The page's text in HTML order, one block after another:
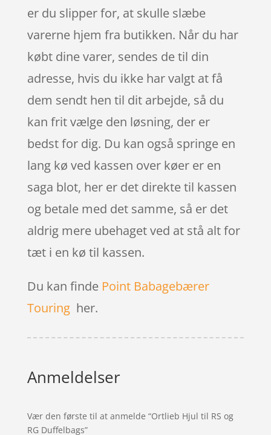
er du slipper for, at skulle slæbe
varerne hjem fra butikken. Når du har
købt dine varer, sendes de til din
adresse, hvis du ikke har valgt at få
dem sendt hen til dit arbejde, så du
kan frit vælge den løsning, der er
bedst for dig. Du kan også springe en
lang kø ved kassen over køer er en
saga blot, her er det direkte til kassen
og betale med det samme, så er det
aldrig mere ubehaget ved at stå alt for
tæt i en kø til kassen.
Du kan finde Point Babagebærer
Touringher.
Anmeldelser
Vær den første til at anmelde “Ortlieb Hjul til RS og
RG Duffelbags”